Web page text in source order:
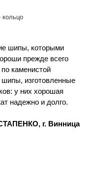
шипы, которыми
прежде всего
каменистой
изготовленные
у них хорошая
надежно и долго.
г. Винница